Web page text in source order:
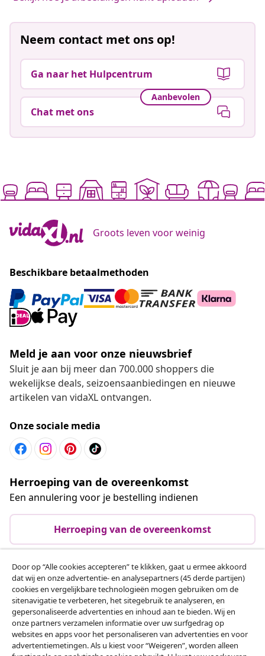
Neem contact met ons op!
Ga naar het Hulpcentrum
Aanbevolen
Chat met ons
Groots leven voor weinig
Beschikbare betaalmethoden
Meld je aan voor onze nieuwsbrief
Sluit je aan bij meer dan 700.000 shoppers die
wekelijkse deals, seizoensaanbiedingen en nieuwe
artikelen van vidaXL ontvangen.
Onze sociale media
Herroeping van de overeenkomst
Een annulering voor je bestelling indienen
Herroeping van de overeenkomst
Klantenservice
Zakelijk
vidaXL
Door op “Alle cookies accepteren” te klikken, gaat u ermee akkoord
dat wij en onze advertentie- en analysepartners (45 derde partijen)
cookies en vergelijkbare technologieën mogen gebruiken om de
sitenavigatie te verbeteren, het sitegebruik te analyseren, en
gepersonaliseerde advertenties en inhoud aan te bieden. Wij en
onze partners verzamelen informatie over uw surfgedrag op
websites en apps voor het personaliseren van advertenties en voor
advertentiemetingen. Als u kiest voor “Weigeren”, worden alleen